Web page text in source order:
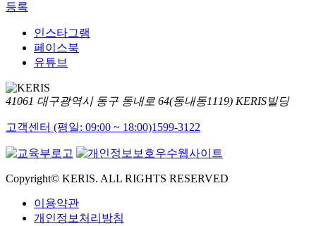
등록
인스타그램
페이스북
유튜브
41061 대구광역시 동구 동내로 64(동내동1119) KERIS빌딩
고객센터 (평일: 09:00 ~ 18:00)1599-3122
Copyright© KERIS. ALL RIGHTS RESERVED
이용약관
개인정보처리방침